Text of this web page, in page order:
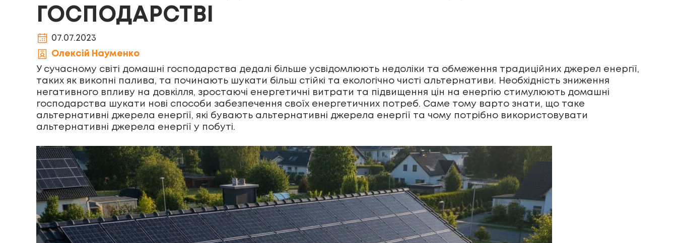
ГОСПОДАРСТВІ
07.07.2023
Олексій Науменко
У сучасному світі домашні господарства дедалі більше усвідомлюють недоліки та обмеження традиційних джерел енергії,
таких як викопні палива, та починають шукати більш стійкі та екологічно чисті альтернативи. Необхідність зниження
негативного впливу на довкілля, зростаючі енергетичні витрати та підвищення цін на енергію стимулюють домашні
господарства шукати нові способи забезпечення своїх енергетичних потреб. Саме тому варто знати, що таке
альтернативні джерела енергії, які бувають альтернативні джерела енергії та чому потрібно використовувати
альтернативні джерела енергії у побуті.